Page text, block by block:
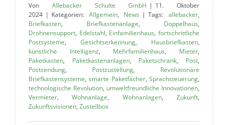
Von Allebacker Schulte GmbH | 11. Oktober
2024 | Kategorien: Allgemein, News | Tags:allebacker,
Briefkasten, Briefkastenanlage, Doppelhaus,
Drohnensupport, Edelstahl, Einfamilienhaus,fortschrittliche
Postsysteme, Gesichtserkennung, Hausbriefkasten,
künstliche Intelligenz, Mehrfamilienhaus, Mieter,
Paketkasten, Paketkastenanlagen, Paketschrank, Post,
Postsendung, Postzustellung, Revolutionäre
Briefkastensysteme,smarte Paketfächer,Sprachsteuerung,
technologische Revolution, umweltfreundliche Innovationen,
Vermieter,Wohnanlage, Wohnanlagen,Zukunft,
Zukunftsvisionen, Zustellbox